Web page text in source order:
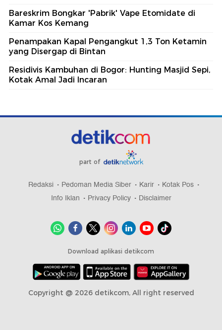
Bareskrim Bongkar 'Pabrik' Vape Etomidate di
Kamar Kos Kemang
Penampakan Kapal Pengangkut 1,3 Ton Ketamin
yang Disergap di Bintan
Residivis Kambuhan di Bogor: Hunting Masjid Sepi,
Kotak Amal Jadi Incaran
part of
Redaksi Pedoman Media Siber Karir
Kotak Pos
Info Iklan
Privacy Policy Disclaimer
Download aplikasi detikcom
Copyright @ 2026 detikcom, All right reserved